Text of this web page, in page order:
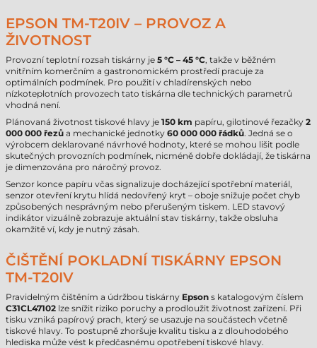
EPSON TM-T20IV – PROVOZ A
ŽIVOTNOST
Provozní teplotní rozsah tiskárny je 5 °C – 45 °C, takže v běžném
vnitřním komerčním a gastronomickém prostředí pracuje za
optimálních podmínek. Pro použití v chladírenských nebo
nízkoteplotních provozech tato tiskárna dle technických parametrů
vhodná není.
Plánovaná životnost tiskové hlavy je 150 km papíru, gilotinové řezačky 2
000 000 řezů a mechanické jednotky 60 000 000 řádků. Jedná se o
výrobcem deklarované návrhové hodnoty, které se mohou lišit podle
skutečných provozních podmínek, nicméně dobře dokládají, že tiskárna
je dimenzována pro náročný provoz.
Senzor konce papíru včas signalizuje docházející spotřební materiál,
senzor otevření krytu hlídá nedovřený kryt – oboje snižuje počet chyb
způsobených nesprávným nebo přerušeným tiskem. LED stavový
indikátor vizuálně zobrazuje aktuální stav tiskárny, takže obsluha
okamžitě ví, kdy je nutný zásah.
ČIŠTĚNÍ POKLADNÍ TISKÁRNY EPSON
TM-T20IV
Pravidelným čištěním a údržbou tiskárny Epson s katalogovým číslem
C31CL47102 lze snížit riziko poruchy a prodloužit životnost zařízení. Při
tisku vzniká papírový prach, který se usazuje na součástech včetně
tiskové hlavy. To postupně zhoršuje kvalitu tisku a z dlouhodobého
hlediska může vést k předčasnému opotřebení tiskové hlavy.